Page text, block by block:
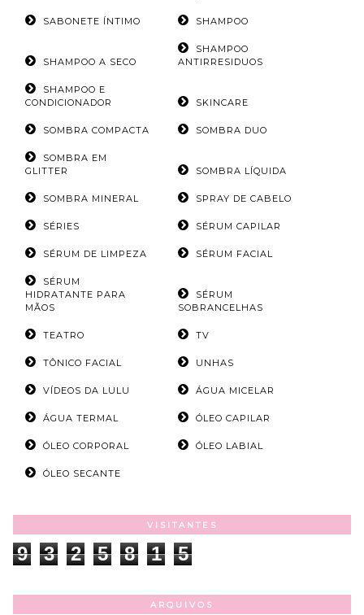
SABONETE ÍNTIMO SHAMPOO
SHAMPOO A SECO
SHAMPOO
ANTIRRESIDUOS
SHAMPOO E
CONDICIONADOR
SKINCARE
SOMBRA COMPACTA SOMBRA DUO
SOMBRA EM
GLITTER
SOMBRA LÍQUIDA
SOMBRA MINERAL SPRAY DE CABELO
SÉRIES SÉRUM CAPILAR
SÉRUM DE LIMPEZA SÉRUM FACIAL
SÉRUM
HIDRATANTE PARA
MÃOS
SÉRUM
SOBRANCELHAS
TEATRO TV
TÔNICO FACIAL UNHAS
VÍDEOS DA LULU ÁGUA MICELAR
ÁGUA TERMAL ÓLEO CAPILAR
ÓLEO CORPORAL ÓLEO LABIAL
ÓLEO SECANTE
VISITANTES
9 3 2 5 8 1 5
ARQUIVOS